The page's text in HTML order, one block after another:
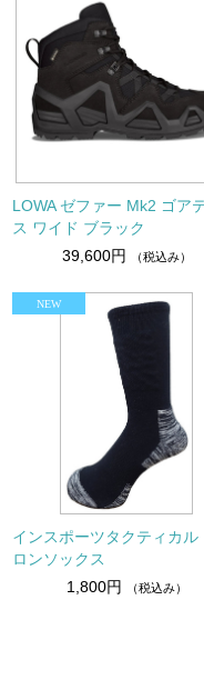
LOWA ゼファー Mk2 ゴア
ス ワイド ブラック
39,600円
（税込み）
インスポーツタクティカル
ロンソックス
1,800円
（税込み）